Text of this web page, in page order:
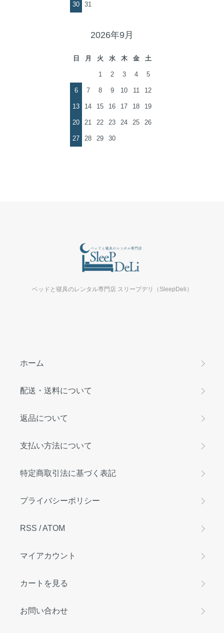
30 31
2026年9月
日 月 火 水 木 金 土
1 2 3 4 5
6 7 8 9 10 11 12
13 14 15 16 17 18 19
20 21 22 23 24 25 26
27 28 29 30
ベッドと寝具のレンタル専門店 スリープデリ（SleepDeli）
ホーム
配送・送料について
返品について
支払い方法について
特定商取引法に基づく表記
プライバシーポリシー
RSS /ATOM
マイアカウント
カートを見る
お問い合わせ